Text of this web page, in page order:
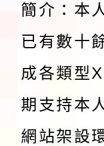
及師
實施
115
程
鎮韌
速演
「
法」
本校
簡介：本
已有數十
成各類型
期支持本
網站架設